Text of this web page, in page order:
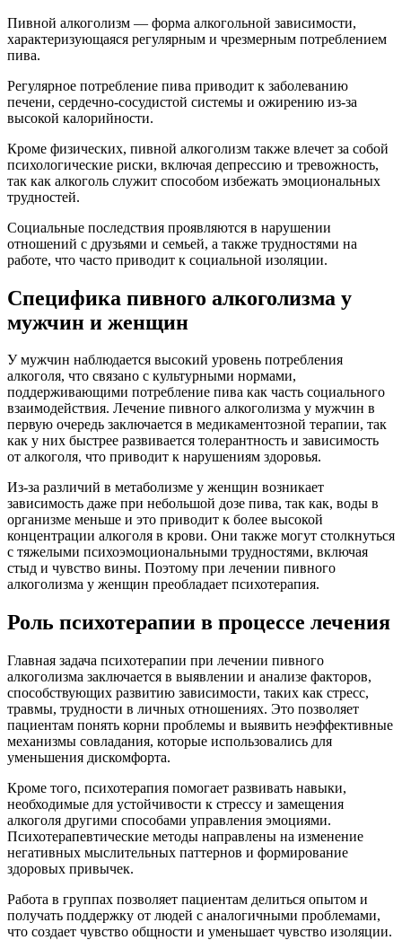
Пивной алкоголизм — форма алкогольной зависимости,
характеризующаяся регулярным и чрезмерным потреблением
пива.
Регулярное потребление пива приводит к заболеванию
печени, сердечно-сосудистой системы и ожирению из-за
высокой калорийности.
Кроме физических, пивной алкоголизм также влечет за собой
психологические риски, включая депрессию и тревожность,
так как алкоголь служит способом избежать эмоциональных
трудностей.
Социальные последствия проявляются в нарушении
отношений с друзьями и семьей, а также трудностями на
работе, что часто приводит к социальной изоляции.
Специфика пивного алкоголизма у
мужчин и женщин
У мужчин наблюдается высокий уровень потребления
алкоголя, что связано с культурными нормами,
поддерживающими потребление пива как часть социального
взаимодействия. Лечение пивного алкоголизма у мужчин в
первую очередь заключается в медикаментозной терапии, так
как у них быстрее развивается толерантность и зависимость
от алкоголя, что приводит к нарушениям здоровья.
Из-за различий в метаболизме у женщин возникает
зависимость даже при небольшой дозе пива, так как, воды в
организме меньше и это приводит к более высокой
концентрации алкоголя в крови. Они также могут столкнуться
с тяжелыми психоэмоциональными трудностями, включая
стыд и чувство вины. Поэтому при лечении пивного
алкоголизма у женщин преобладает психотерапия.
Роль психотерапии в процессе лечения
Главная задача психотерапии при лечении пивного
алкоголизма заключается в выявлении и анализе факторов,
способствующих развитию зависимости, таких как стресс,
травмы, трудности в личных отношениях. Это позволяет
пациентам понять корни проблемы и выявить неэффективные
механизмы совладания, которые использовались для
уменьшения дискомфорта.
Кроме того, психотерапия помогает развивать навыки,
необходимые для устойчивости к стрессу и замещения
алкоголя другими способами управления эмоциями.
Психотерапевтические методы направлены на изменение
негативных мыслительных паттернов и формирование
здоровых привычек.
Работа в группах позволяет пациентам делиться опытом и
получать поддержку от людей с аналогичными проблемами,
что создает чувство общности и уменьшает чувство изоляции.